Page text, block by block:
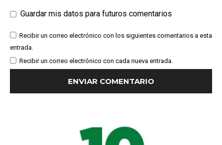
Guardar mis datos para futuros comentarios
Recibir un correo electrónico con los siguientes comentarios a esta
entrada.
Recibir un correo electrónico con cada nueva entrada.